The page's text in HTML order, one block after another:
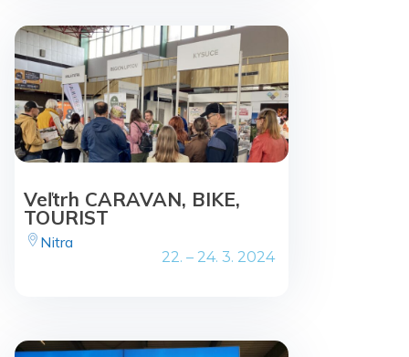
Veľtrh CARAVAN, BIKE,
TOURIST
Nitra
22. – 24. 3. 2024